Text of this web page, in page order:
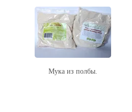
Мука из полбы.